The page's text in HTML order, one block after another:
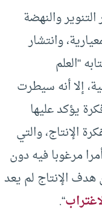
والنهضة
وانتشار
“العلم
إلا أنه سيطرت
يؤكد عليها
الإنتاج، والتي
مرغوبا فيه دون
هدف الإنتاج لم يعد
“.